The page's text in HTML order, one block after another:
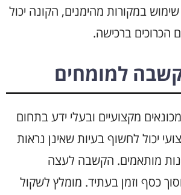
במקורות מהימנים, הקונה יכול
הכרוכים ברכישה.
למומחים
מקצועיים ובעלי ידע בתחום
יכול לחשוף בעיות שאינן נראות
מותאמים. הקשבה לעצה
כסף וזמן בעתיד. מומלץ לשקול